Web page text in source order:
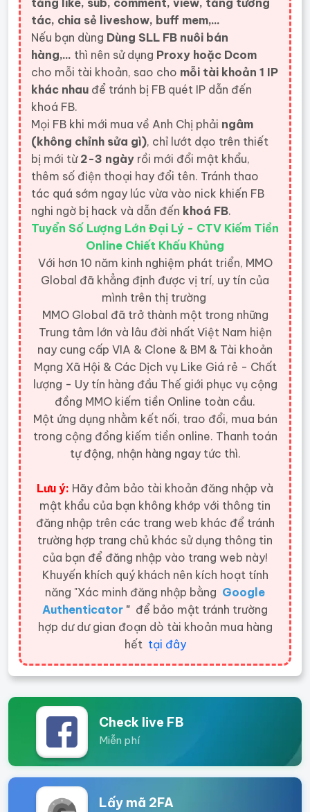
tăng like, sub, comment, view, tăng tương
tác, chia sẻ liveshow, buff mem,...
Nếu bạn dùng Dùng SLL FB nuôi bán
hàng,... thì nên sử dụng Proxy hoặc Dcom
cho mỗi tài khoản, sao cho mỗi tài khoản 1 IP
khác nhau để tránh bị FB quét IP dẫn đến
khoá FB.
Mọi FB khi mới mua về Anh Chị phải ngâm
(không chỉnh sửa gì), chỉ lướt dạo trên thiết
bị mới từ 2-3 ngày rồi mới đổi mật khẩu,
thêm số điện thoại hay đổi tên. Tránh thao
tác quá sớm ngay lúc vừa vào nick khiến FB
nghi ngờ bị hack và dẫn đến khoá FB.
Tuyển Số Lượng Lớn Đại Lý - CTV Kiếm Tiền
Online Chiết Khấu Khủng
Với hơn 10 năm kinh nghiệm phát triển, MMO
Global đã khẳng định được vị trí, uy tín của
mình trên thị trường
MMO Global đã trở thành một trong những
Trung tâm lớn và lâu đời nhất Việt Nam hiện
nay cung cấp VIA & Clone & BM & Tài khoản
Mạng Xã Hội & Các Dịch vụ Like Giá rẻ - Chất
lượng - Uy tín hàng đầu Thế giới phục vụ cộng
đồng MMO kiếm tiền Online toàn cầu.
Một ứng dụng nhằm kết nối, trao đổi, mua bán
trong cộng đồng kiếm tiền online. Thanh toán
tự động, nhận hàng ngay tức thì.
Lưu ý: Hãy đảm bảo tài khoản đăng nhập và
mật khẩu của bạn không khớp với thông tin
đăng nhập trên các trang web khác để tránh
trường hợp trang chủ khác sử dụng thông tin
của bạn để đăng nhập vào trang web này!
Khuyến khích quý khách nên kích hoạt tính
năng "Xác minh đăng nhập bằng Google
Authenticator " để bảo mật tránh trường
hợp dư dư gian đoạn dò tài khoản mua hàng
hết tại đây
Check live FB
Miễn phí
Lấy mã 2FA